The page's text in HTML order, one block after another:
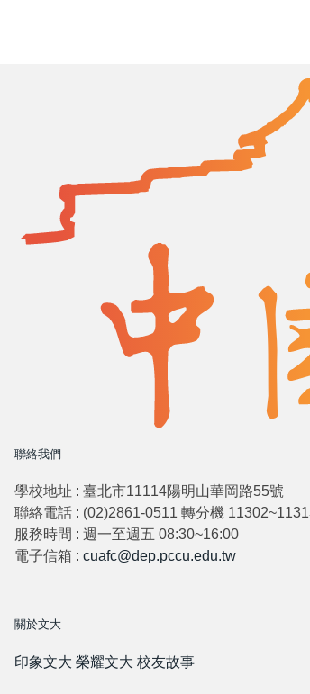
聯絡我們
學校地址 : 臺北市11114陽明山華岡路55號
聯絡電話 : (02)2861-0511 轉分機
服務時間 : 週一至週五 08:30~16:00
電子信箱 : cuafc@dep.pccu.edu.tw
關於文大
印象文大 榮耀文大 校友故事